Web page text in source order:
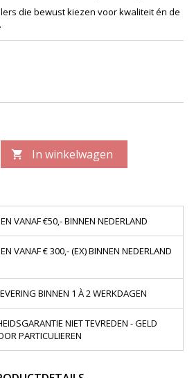
die bewust kiezen voor kwaliteit én de
 In winkelwagen
VANAF €50,- BINNEN NEDERLAND
VANAF € 300,- (EX) BINNEN NEDERLAND
BINNEN 1 À 2 WERKDAGEN
NIET TEVREDEN - GELD
PARTICULIEREN